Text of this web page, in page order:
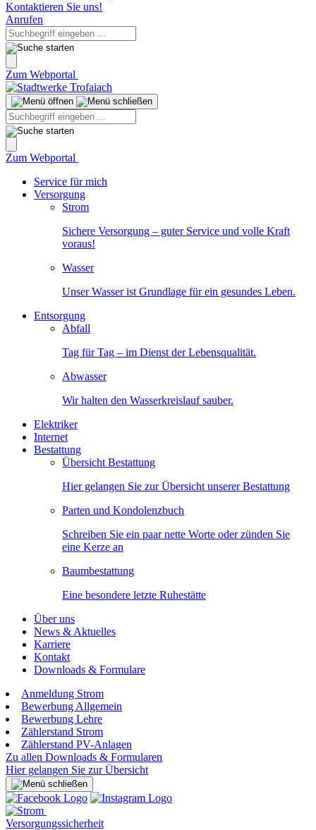
Kontaktieren Sie uns!
Anrufen
Zum Webportal
Zum Webportal
Service für mich
Versorgung
Strom
Sichere Versorgung – guter Service und volle Kraft
voraus!
Wasser
Unser Wasser ist Grundlage für ein gesundes Leben.
Entsorgung
Abfall
Tag für Tag – im Dienst der Lebensqualität.
Abwasser
Wir halten den Wasserkreislauf sauber.
Elektriker
Internet
Bestattung
Übersicht Bestattung
Hier gelangen Sie zur Übersicht unserer Bestattung
Parten und Kondolenzbuch
Schreiben Sie ein paar nette Worte oder zünden Sie
eine Kerze an
Baumbestattung
Eine besondere letzte Ruhestätte
Über uns
News & Aktuelles
Karriere
Kontakt
Downloads & Formulare
Anmeldung Strom
Bewerbung Allgemein
Bewerbung Lehre
Zählerstand Strom
Zählerstand PV-Anlagen
Zu allen Downloads & Formularen
Hier gelangen Sie zur Übersicht
Versorgungssicherheit